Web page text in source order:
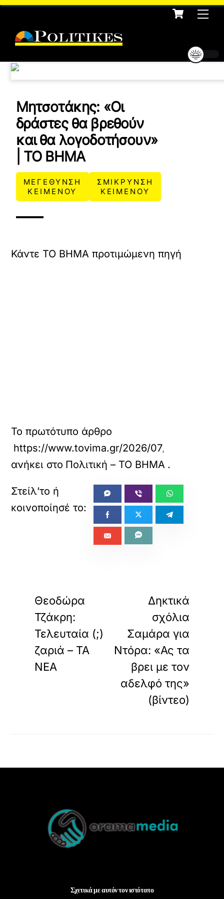
Skip
content
Cart
Μητσοτάκης: «Οι
δράστες θα βρεθούν
και θα λογοδοτήσουν»
| ΤΟ ΒΗΜΑ
ΜΕΓΕΘΥΝΣΗ
ΚΕΙΜΕΝΟΥ
ΣΜΙΚΡΥΝΣΗ
ΚΕΙΜΕΝΟΥ
Κάντε TO BHMA προτιμώμενη πηγή
Το πρωτότυπο άρθρο
https://www.tovima.gr/2026/07/05/
ανήκει στο Πολιτική – ΤΟ ΒΗΜΑ .
Θεοδώρα
Τζάκρη:
Τελευταία (;)
ζαριά – ΤΑ
ΝΕΑ
Δηκτικά
σχόλια
Σαμάρα για
Ντόρα: «Ας τα
βρει με τον
αδελφό της»
(βίντεο)
Top
Σχετικά με αυτόν τον ιστότοπο